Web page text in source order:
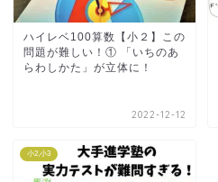
ハイレベ100算数【小２】この
問題が難しい！① 「いちのあ
らわしかた」が立体に！
2022-12-12
小2,小3